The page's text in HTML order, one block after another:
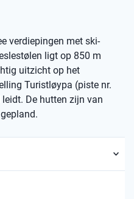
verdiepingen met ski-
ligt op 850 m
uitzicht op het
Turistløypa (piste nr.
De hutten zijn van